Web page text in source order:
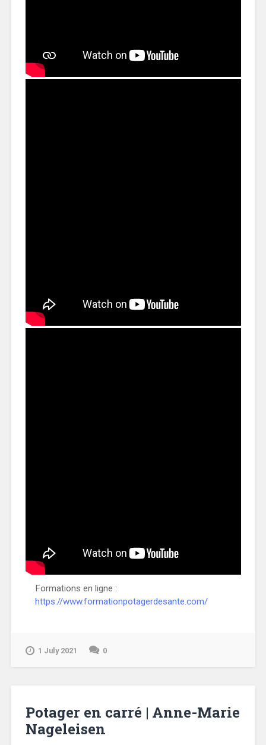
Formations en ligne :
https://www.formationpotagerdesante.com/
1 July 2021 0
Potager en carré | Anne-Marie
Nageleisen